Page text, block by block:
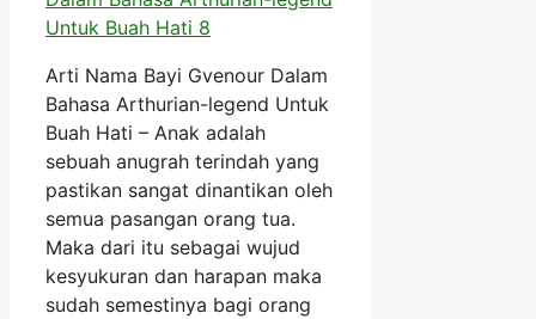
Arti Nama Bayi Gvenour Dalam
Bahasa Arthurian-legend Untuk
Buah Hati – Anak adalah
sebuah anugrah terindah yang
pastikan sangat dinantikan oleh
semua pasangan orang tua.
Maka dari itu sebagai wujud
kesyukuran dan harapan maka
sudah semestinya bagi orang